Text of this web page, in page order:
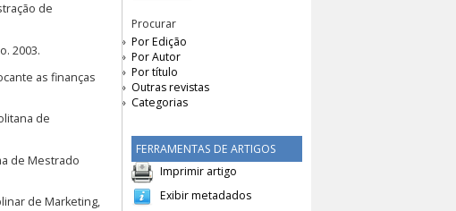
Procurar
Por Edição
Por Autor
Por título
Outras revistas
Categorias
FERRAMENTAS DE ARTIGOS
Imprimir artigo
Exibir metadados
de
2003.
as finanças
de
de Mestrado
de Marketing,